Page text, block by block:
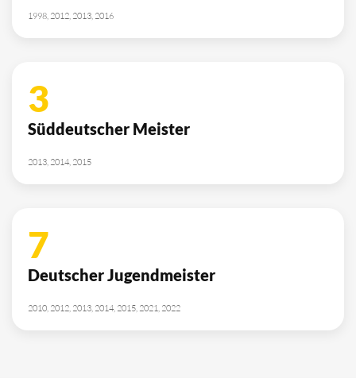
1998, 2012, 2013, 2016
3
Süddeutscher Meister
2013, 2014, 2015
7
Deutscher Jugendmeister
2010, 2012, 2013, 2014, 2015, 2021, 2022